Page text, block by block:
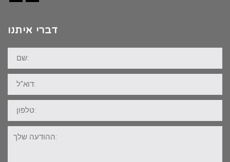
דברי איתנו
שם:
דוא"ל:
טלפון:
ההודעה
שלך: